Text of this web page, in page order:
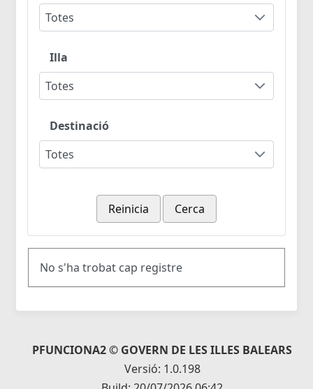
Totes
Illa
Totes
Destinació
Totes
Reinicia Cerca
No s'ha trobat cap registre
PFUNCIONA2 © GOVERN DE LES ILLES BALEARS
Versió: 1.0.198